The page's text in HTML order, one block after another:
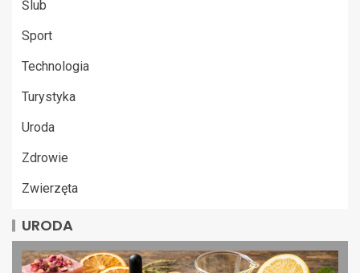
Ślub
Sport
Technologia
Turystyka
Uroda
Zdrowie
Zwierzęta
URODA